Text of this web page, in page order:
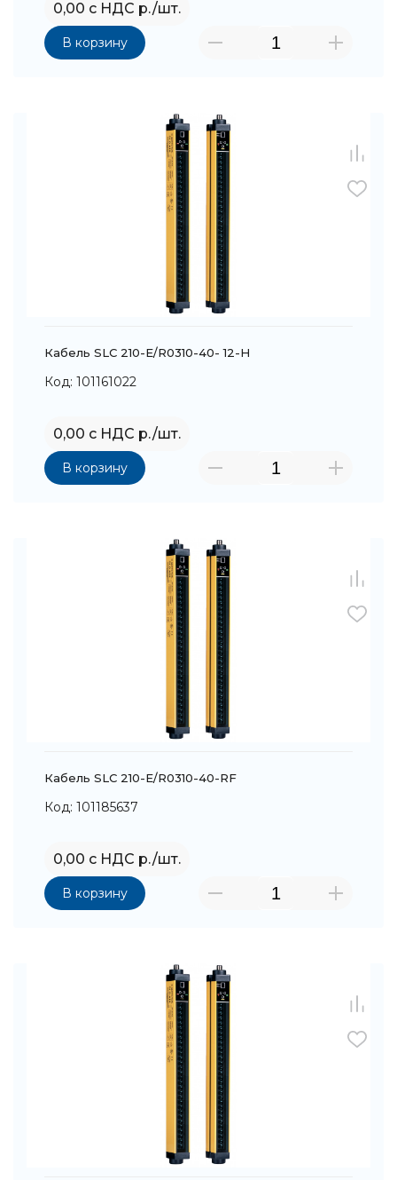
0,00 с НДС р./шт.
В корзину
Кабель SLC 210-E/R0310-40- 12-H
Код: 101161022
0,00 с НДС р./шт.
В корзину
Кабель SLC 210-E/R0310-40-RF
Код: 101185637
0,00 с НДС р./шт.
В корзину